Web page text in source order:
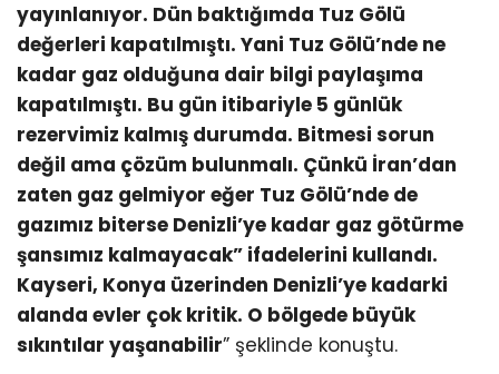
yayınlanıyor. Dün baktığımda Tuz Gölü
değerleri kapatılmıştı. Yani Tuz Gölü’nde ne
kadar gaz olduğuna dair bilgi paylaşıma
kapatılmıştı. Bu gün itibariyle 5 günlük
rezervimiz kalmış durumda. Bitmesi sorun
değil ama çözüm bulunmalı. Çünkü İran’dan
zaten gaz gelmiyor eğer Tuz Gölü’nde de
gazımız biterse Denizli’ye kadar gaz götürme
şansımız kalmayacak” ifadelerini kullandı.
Kayseri, Konya üzerinden Denizli’ye kadarki
alanda evler çok kritik. O bölgede büyük
sıkıntılar yaşanabilir” şeklinde konuştu.